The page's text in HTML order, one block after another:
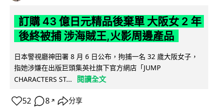
訂購 43 億日元精品後棄單 大阪女 2 年
後終被捕 涉海賊王,火影周邊產品
日本警視廳神田署 8 月 6 日公布，拘捕一名 32 歲大阪女子，
指她涉嫌在出版巨頭集英社旗下官方網店「JUMP
CHARACTERS ST...
閱讀全文
52 8 ↗ 分享